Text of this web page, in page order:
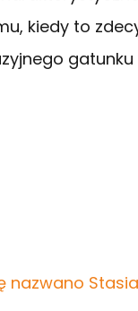
kiedy to
nazwano Stasia